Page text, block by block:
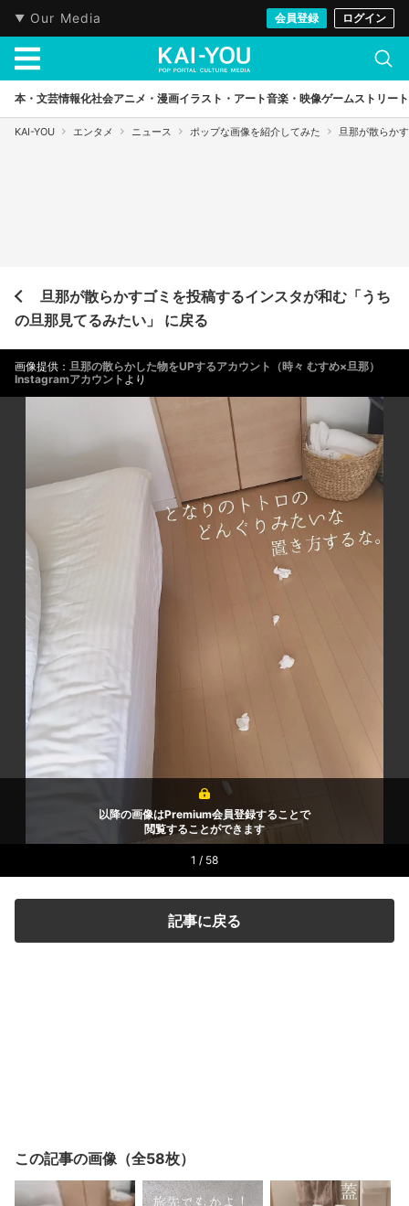
Our Media 会員登録 ログイン
本・文芸情報化社会アニメ・漫画イラスト・アート音楽・映像ゲームストリート
KAI-YOU エンタメ ニュース ポップな画像を紹介してみた 旦那が散らか
旦那が散らかすゴミを投稿するインスタが和む「うち
の旦那見てるみたい」 に戻る
画像提供： 旦那の散らかした物をUPするアカウント（時々 むすめ×旦那）
Instagramアカウント より
以降の画像はPremium会員登録することで
閲覧することができます
1 / 58
記事に戻る
この記事の画像（全58枚）